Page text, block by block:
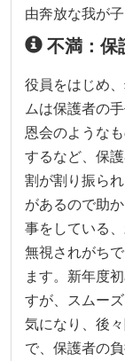
由奔放な我が
不満：保
役員をはじめ
ムは保護者の
恩会のような
するなど、保
割が割り振ら
があるので助
事をしている
無視されがち
ます。新年度
すが、スムー
気になり、後
で、保護者の